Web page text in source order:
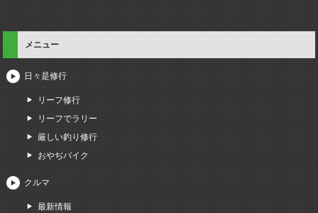
メニュー
日々是修行
リーフ修行
リーフでラリー
厳しい釣り修行
おやぢバイク
クルマ
最新情報